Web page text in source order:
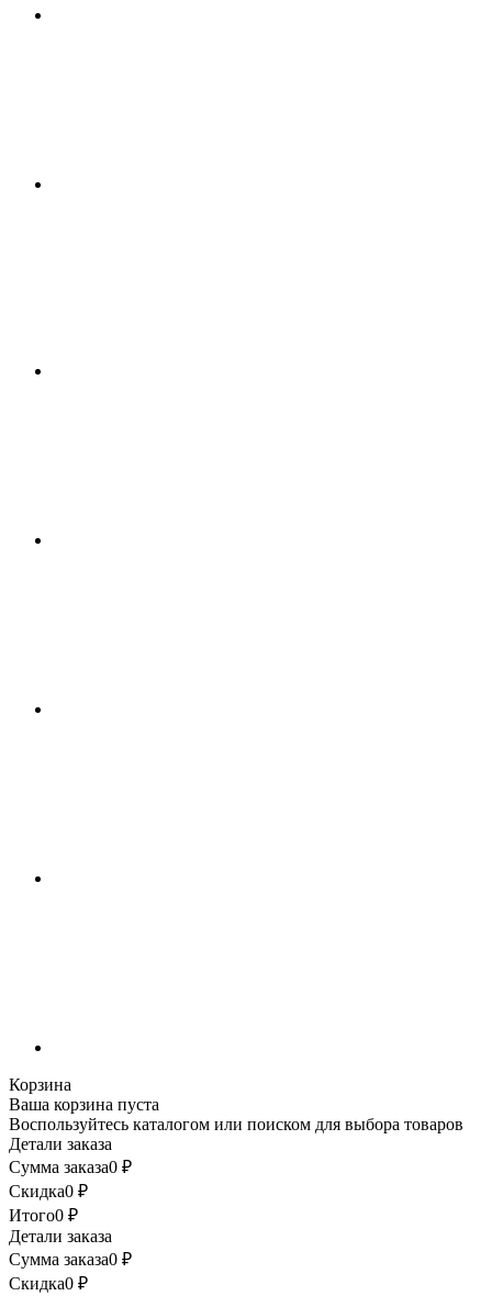
Корзина
Ваша корзина пуста
Воспользуйтесь каталогом или поиском для выбора товаров
Детали заказа
Сумма заказа0 ₽
Скидка0 ₽
Итого0 ₽
Детали заказа
Сумма заказа0 ₽
Скидка0 ₽